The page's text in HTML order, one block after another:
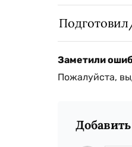
Заметили
Пожалуйста,